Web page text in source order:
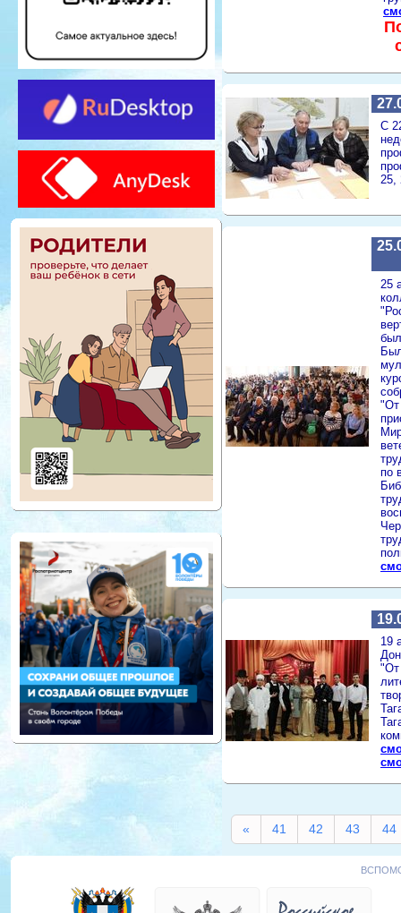
С
25,
25
"От
по
19
"От
« 41 42 43 44